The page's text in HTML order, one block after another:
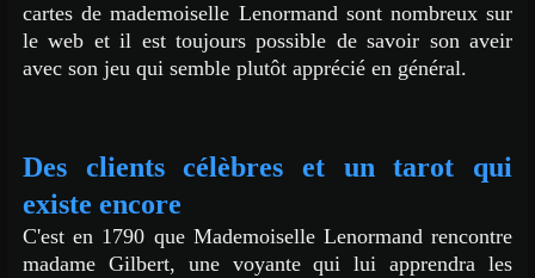
cartes de mademoiselle Lenormand sont nombreux sur
le web et il est toujours possible de savoir son aveir
avec son jeu qui semble plutôt apprécié en général.
Des clients célèbres et un tarot qui
existe encore
C'est en 1790 que Mademoiselle Lenormand rencontre
madame Gilbert, une voyante qui lui apprendra les